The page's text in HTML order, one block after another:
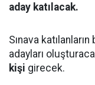
aday katılacak.
Sınava
adayları
kişi girecek.